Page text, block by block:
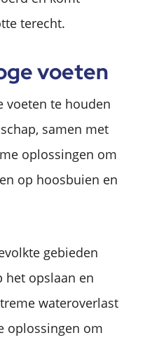
terecht.
voeten
voeten te houden
samen met
oplossingen om
op hoosbuien en
gebieden
het opslaan en
wateroverlast
oplossingen om